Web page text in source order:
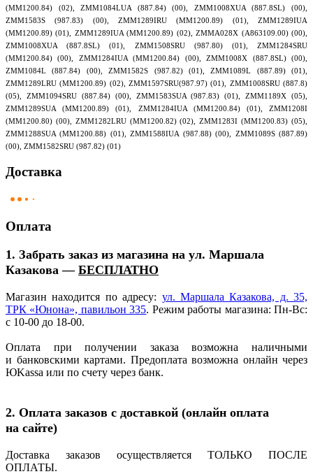
(MM1200.84) (02), ZMM1084LUA (887.84) (00), ZMM1008XUA (887.8SL) (00),
ZMM1583S (987.83) (00), ZMM1289IRU (MM1200.89) (01), ZMM1289IUA
(MM1200.89) (01), ZMM1289IUA (MM1200.89) (02), ZMMA028X (A863109.00) (00),
ZMM1008XUA (887.8SL) (01), ZMM1508SRU (987.80) (01), ZMM1284SRU
(MM1200.84) (00), ZMM1284IUA (MM1200.84) (00), ZMM1008X (887.8SL) (00),
ZMM1084L (887.84) (00), ZMM1582S (987.82) (01), ZMM1089L (887.89) (01),
ZMM1289LRU (MM1200.89) (02), ZMM1597SRU(987.97) (01), ZMM1008SRU (887.8)
(05), ZMM1094SRU (887.84) (00), ZMM1583SUA (987.83) (01), ZMM1189X (05),
ZMM1289SUA (MM1200.89) (01), ZMM1284IUA (MM1200.84) (01), ZMM1208I
(MM1200.80) (00), ZMM1282LRU (MM1200.82) (02), ZMM1283I (MM1200.83) (05),
ZMM1288SUA (MM1200.88) (01), ZMM1588IUA (987.88) (00), ZMM1089S (887.89)
(00), ZMM1582SRU (987.82) (01)
Доставка
Оплата
1. Забрать заказ из магазина на ул. Маршала
Казакова — БЕСПЛАТНО
Магазин находится по адресу: ул. Маршала Казакова, д. 35,
ТРК «Юнона», павильон 335. Режим работы магазина: Пн-Вс:
с 10-00 до 18-00.
Оплата при получении заказа возможна наличными
и банковскими картами. Предоплата возможна онлайн через
ЮKassa или по счету через банк.
2. Оплата заказов с доставкой (онлайн оплата
на сайте)
Доставка заказов осуществляется ТОЛЬКО ПОСЛЕ
ОПЛАТЫ.